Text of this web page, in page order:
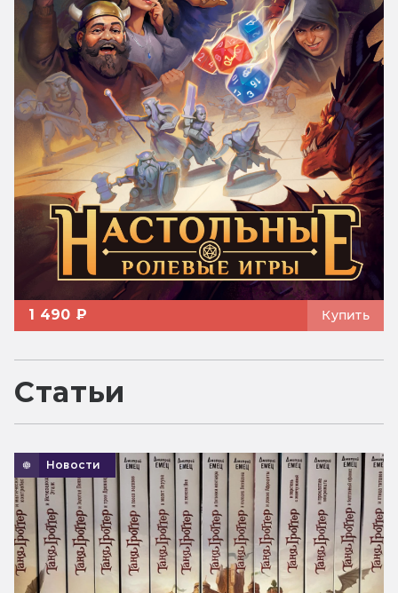
1 490 ₽ Купить
Статьи
Новости